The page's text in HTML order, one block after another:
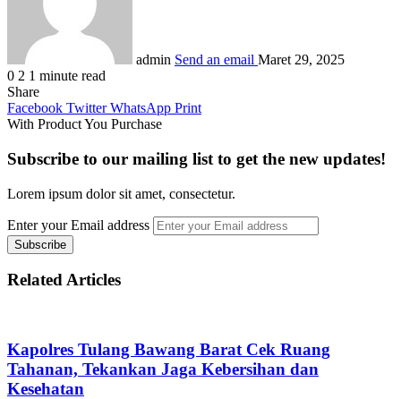
admin Send an email Maret 29, 2025
0 2 1 minute read
Share
Facebook Twitter WhatsApp Print
With Product You Purchase
Subscribe to our mailing list to get the new updates!
Lorem ipsum dolor sit amet, consectetur.
Enter your Email address
Related Articles
Kapolres Tulang Bawang Barat Cek Ruang
Tahanan, Tekankan Jaga Kebersihan dan
Kesehatan